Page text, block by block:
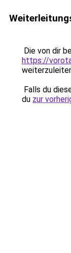
Die von dir
https://
Falls du
du zur